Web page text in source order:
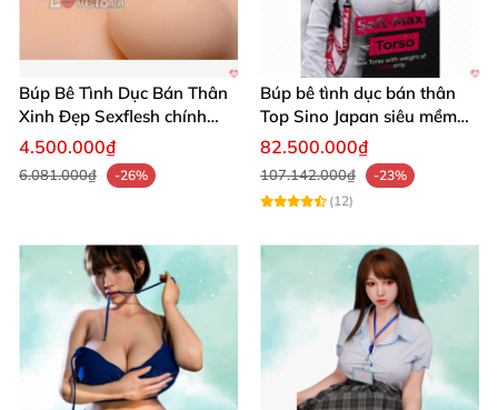
Búp Bê Tình Dục Bán Thân
Xinh Đẹp Sexflesh chính
hãng Nhật
4.500.000₫
6.081.000₫ -26%
Búp bê tình dục bán thân
Top Sino Japan siêu mềm
nhẹ 25Kg platinum silicone
82.500.000₫
107.142.000₫
-23%
(12)